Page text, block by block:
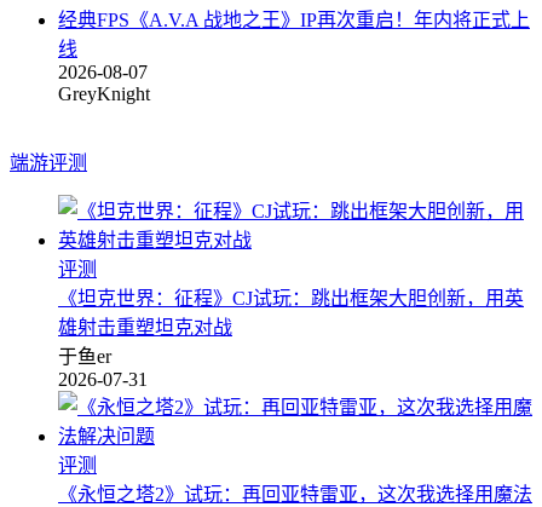
经典FPS《A.V.A 战地之王》IP再次重启！年内将正式上
线
2026-08-07
GreyKnight
端游评测
评测
《坦克世界：征程》CJ试玩：跳出框架大胆创新，用英
雄射击重塑坦克对战
于鱼er
2026-07-31
评测
《永恒之塔2》试玩：再回亚特雷亚，这次我选择用魔法